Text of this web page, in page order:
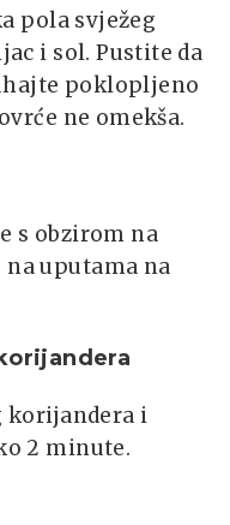
pola svježeg
i sol. Pustite da
poklopljeno
ne omekša.
s obzirom na
uputama na
korijandera i
2 minute.